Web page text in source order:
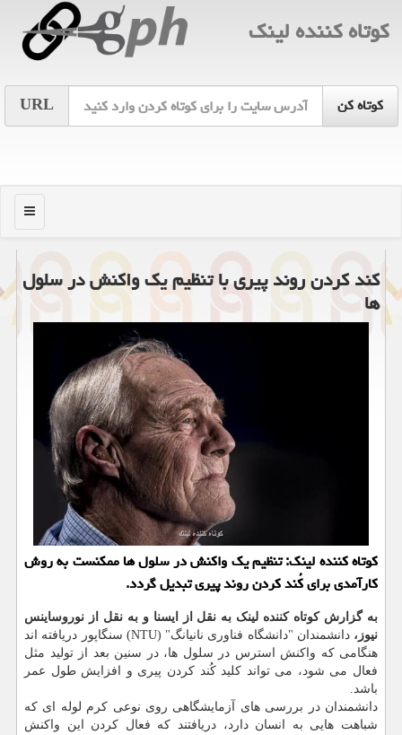
كوتاه كننده لینك
URL
منو
کند کردن روند پیری با تنظیم یک واکنش در سلول
ها
کوتاه کننده لینک: تنظیم یک واکنش در سلول ها ممکنست به روش
کارآمدی برای کُند کردن روند پیری تبدیل گردد.
به گزارش کوتاه کننده لینک به نقل از ایسنا و به نقل از نوروساینس
نیوز،
دانشمندان "دانشگاه فناوری نانیانگ" (NTU) سنگاپور دریافته اند
هنگامی که واکنش استرس در سلول ها، در سنین بعد از تولید مثل
فعال می شود، می تواند کلید کُند کردن پیری و افزایش طول عمر
باشد.
دانشمندان در بررسی های آزمایشگاهی روی نوعی کرم لوله ای که
شباهت هایی به انسان دارد، دریافتند که فعال کردن این واکنش